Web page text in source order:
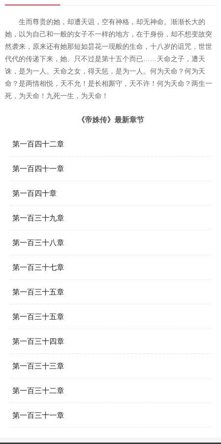
生而尊贵的她，却遭天诅，空有神格，却无神命。渐渐长大的
她，以为自己和一般的女子不一样的地方，在于身份，却不想变故突
然袭来，原来还有她那短如昙花一现般的生命，十八岁的诅咒，世世
代代的传递下来，她、只不过是第十五个而已……天命之子，遭天
诛，是为一人。天命之女，得天惩，是为一人。何为天命？何为天
命？是两情相悦，天不允！是长相厮守，天不许！何为天命？两生一
死，为天命！九死一生，为天命！
《帝姝传》最新章节
第一百四十二章
第一百四十一章
第一百四十章
第一百三十九章
第一百三十八章
第一百三十七章
第一百三十五章
第一百三十五章
第一百三十四章
第一百三十三章
第一百三十二章
第一百三十一章